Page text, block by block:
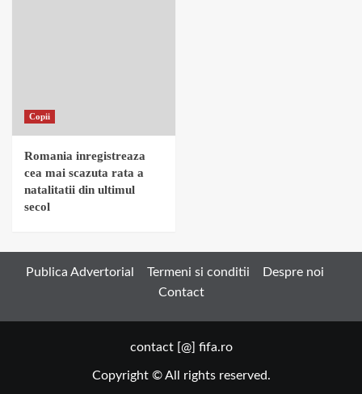
Copii
Romania inregistreaza
cea mai scazuta rata a
natalitatii din ultimul
secol
Publica Advertorial Termeni si conditii
Despre noi
Contact
contact [@] fifa.ro
Copyright © All rights reserved.